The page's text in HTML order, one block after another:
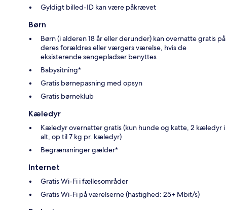
Gyldigt billed-ID kan være påkrævet
Børn
Børn (i alderen 18 år eller derunder) kan overnatte gratis på
deres forældres eller værgers værelse, hvis de
eksisterende sengepladser benyttes
Babysitning*
Gratis børnepasning med opsyn
Gratis børneklub
Kæledyr
Kæledyr overnatter gratis (kun hunde og katte, 2 kæledyr i
alt, op til 7 kg pr. kæledyr)
Begrænsninger gælder*
Internet
Gratis Wi-Fi i fællesområder
Gratis Wi-Fi på værelserne (hastighed: 25+ Mbit/s)